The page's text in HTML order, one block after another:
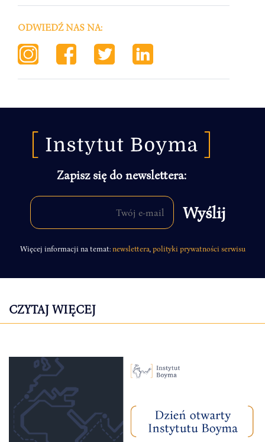
ODWIEDŹ NAS NA:
Zapisz się do newslettera:
Więcej informacji na temat:newslettera,polityki prywatności serwisu
CZYTAJ WIĘCEJ